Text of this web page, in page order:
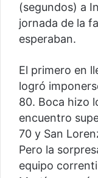
(segundos) a
jornada de la
esperaban.
El primero en
logró
80. Boca hizo
encuentro
70 y San
Pero la
equipo